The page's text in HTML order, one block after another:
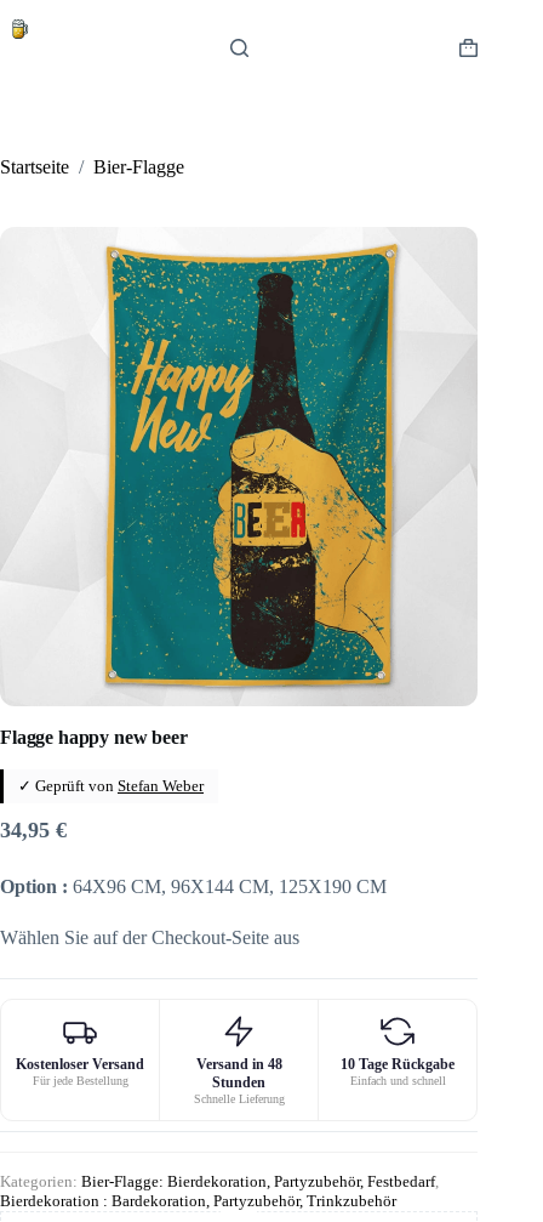
Inhalt
Warenkorb
Startseite / Bier-Flagge
Flagge happy new beer
✓ Geprüft von Stefan Weber
34,95 €
Option : 64X96 CM, 96X144 CM, 125X190 CM
Wählen Sie auf der Checkout-Seite aus
Kostenloser Versand
Für jede Bestellung
Versand in 48
Stunden
Schnelle Lieferung
10 Tage Rückgabe
Einfach und schnell
Kategorien: Bier-Flagge: Bierdekoration, Partyzubehör, Festbedarf,
Bierdekoration : Bardekoration, Partyzubehör, Trinkzubehör